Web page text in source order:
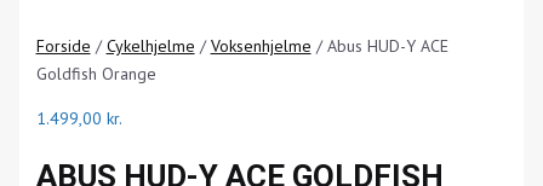
Forside /Cykelhjelme /Voksenhjelme / Abus HUD-Y ACE
Goldfish Orange
1.499,00 kr.
ABUS HUD-Y ACE GOLDFISH